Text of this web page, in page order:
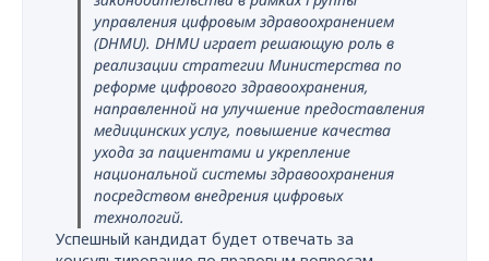
управления цифровым здравоохранением
(DHMU). DHMU играет решающую роль в
реализации стратегии Министерства по
реформе цифрового здравоохранения,
направленной на улучшение предоставления
медицинских услуг, повышение качества
ухода за пациентами и укрепление
национальной системы здравоохранения
посредством внедрения цифровых
технологий.
Успешный кандидат будет отвечать за